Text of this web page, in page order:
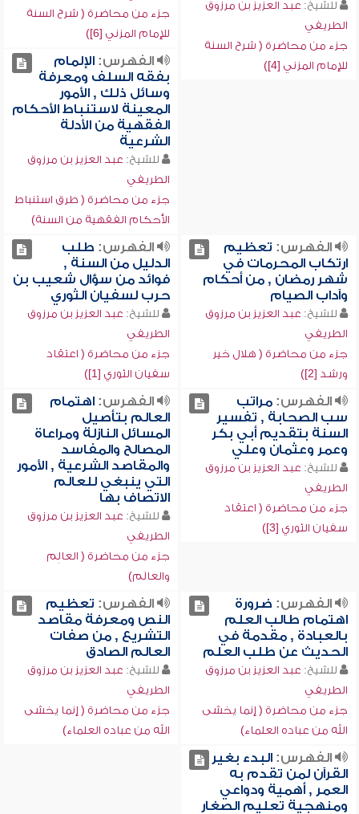
للشيخ: عبد العزيز بن مرزوق
الطريفي
جزء من محاضرة ( شرح السنة
للإمام المزني [4])
جزء من محاضرة ( شرح السنة
للإمام المزني [6])
الفهرس:الإلمام
بفقه السلف ومعرفة
وسائل ذلك , الأمور
المعينة لاستنباط الأحكام
الفقهية من الأدلة
الشرعية
للشيخ: عبد العزيز بن مرزوق
الطريفي
جزء من محاضرة ( طرق استنباط
الأحكام الفقهية من السنة)
الفهرس: تعظيم
ارتكاب المحرمات في
شهر رمضان , من أحكام
وآداب الصيام
للشيخ: عبد العزيز بن مرزوق
الطريفي
جزء من محاضرة ( هلال خير
ورشد [2])
الفهرس: طلب
الدليل من السنة ,
فوائد من سؤال شعيب بن
حرب لسفيان الثوري
للشيخ: عبد العزيز بن مرزوق
الطريفي
جزء من محاضرة ( اعتقاد
سفيان الثوري [1])
الفهرس:مراتب
سب الصحابة , تفسير
السنة بتقديم أبي بكر
وعمر وعثمان وعلي
للشيخ: عبد العزيز بن مرزوق
الطريفي
جزء من محاضرة ( اعتقاد
سفيان الثوري [3])
الفهرس:اهتمام
العالم بتأصيل
المسائل النازلة ومراعاة
المصالح والمفاسد
والمقاصد الشرعية , الأمور
التي ينبغي للعالم
الاتصاف بها
للشيخ: عبد العزيز بن مرزوق
الطريفي
جزء من محاضرة ( العالِم
والعالَم)
الفهرس: ضرورة
اهتمام طالب العلم
بالعبادة , مقدمة في
الحديث عن طلب العلم
للشيخ: عبد العزيز بن مرزوق
الطريفي
جزء من محاضرة ( إنما يخشى
الله من عباده العلماء)
الفهرس: تعظيم
النص ومعرفة مقاصد
التشريع , من صفات
العالم الصادق
للشيخ: عبد العزيز بن مرزوق
الطريفي
جزء من محاضرة ( إنما يخشى
الله من عباده العلماء)
الفهرس:البدء بغير
القرآن لمن تقدم به
العمر , أهمية ودواعي
ومنهجية تعليم الصغار